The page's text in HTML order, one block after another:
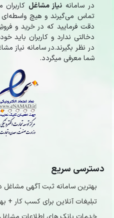
در سامانه نیاز مشاغل
تماس می‌گیرند و هیچ
دقت فرمایید که در خرید و
دخالتی ندارد و کاربران باید
در نظر بگیرند.در سامانه نیاز
شما معرفی میگردد.
دسترسی سریع
بهترین سامانه ثبت آگهی مشاغل
تبلیغات آنلاین برای کسب کار +